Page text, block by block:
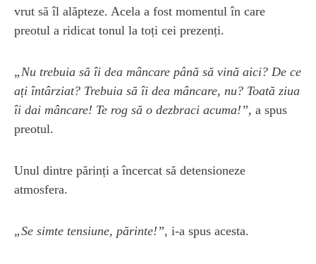
vrut să îl alăpteze. Acela a fost momentul în care
preotul a ridicat tonul la toți cei prezenți.
„Nu trebuia să îi dea mâncare până să vină aici? De ce
ați întârziat? Trebuia să îi dea mâncare, nu? Toată ziua
îi dai mâncare! Te rog să o dezbraci acuma!”, a spus
preotul.
Unul dintre părinți a încercat să detensioneze
atmosfera.
„Se simte tensiune, părinte!”, i-a spus acesta.